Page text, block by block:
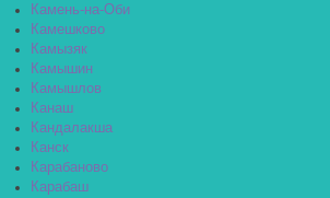
Камень-на-Оби
Камешково
Камызяк
Камышин
Камышлов
Канаш
Кандалакша
Канск
Карабаново
Карабаш